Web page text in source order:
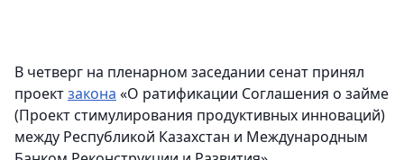
В четверг на пленарном заседании сенат принял
проектзакона «О ратификации Соглашения о займе
(Проект стимулирования продуктивных инноваций)
между Республикой Казахстан и Международным